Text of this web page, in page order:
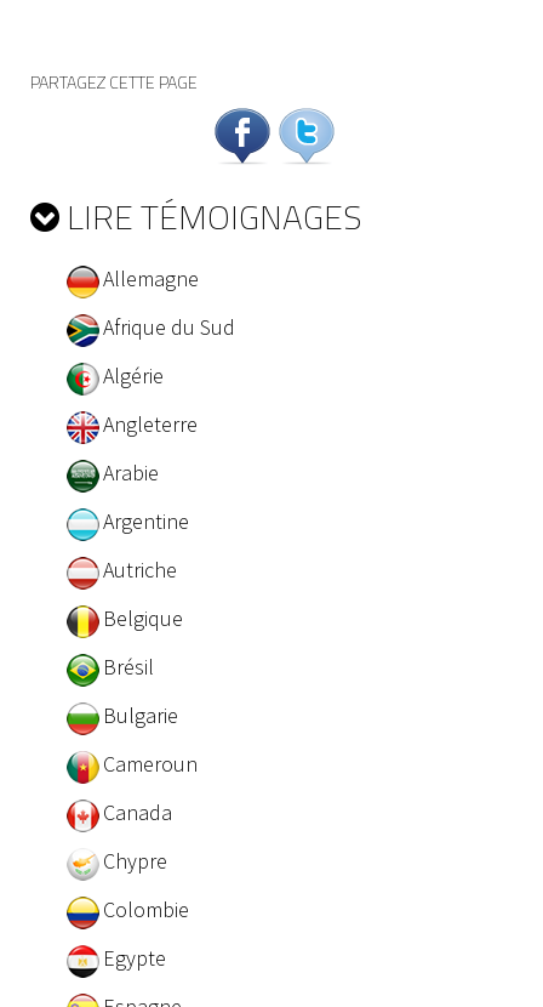
PARTAGEZ CETTE PAGE
LIRE TÉMOIGNAGES
Allemagne
Afrique du Sud
Algérie
Angleterre
Arabie
Argentine
Autriche
Belgique
Brésil
Bulgarie
Cameroun
Canada
Chypre
Colombie
Egypte